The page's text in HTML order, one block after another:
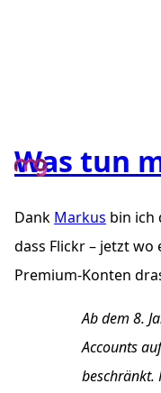
Was tun
Dank Markus bin ich
dass Flickr – jetzt
Premium-Konten
Ab dem 8.
Accounts
beschränkt.